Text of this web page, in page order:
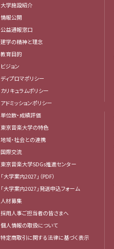
大学施設紹介
情報公開
公益通報窓口
建学の精神と理念
教育目的
ビジョン
ディプロマポリシー
カリキュラムポリシー
アドミッションポリシー
単位数・成績評価
東京音楽大学の特色
地域・社会との連携
国際交流
東京音楽大学SDGs推進センター
「大学案内2027」（PDF）
「大学案内2027」発送申込フォーム
人材募集
採用人事ご担当者の皆さまへ
個人情報の取扱について
特定商取引に関する法律に基づく表示